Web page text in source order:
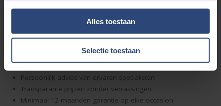
Alles toestaan
Selectie toestaan
Waarom kiezen voor Auto Aaltink?
omdat wij méér bieden dan alleen een auto. Wij onderscheiden
Persoonlijk advies van ervaren specialisten
Transparante prijzen zonder verrassingen
Minimaal 12 maanden garantie op elke occasion